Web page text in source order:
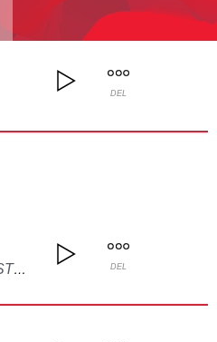
DEL
NAPOLI (FREESTYLE) DEL